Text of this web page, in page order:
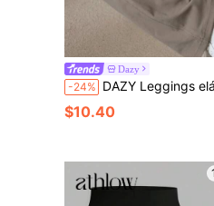
Dazy
-24% DAZY Leggings elásticos acampanados para
$10.40